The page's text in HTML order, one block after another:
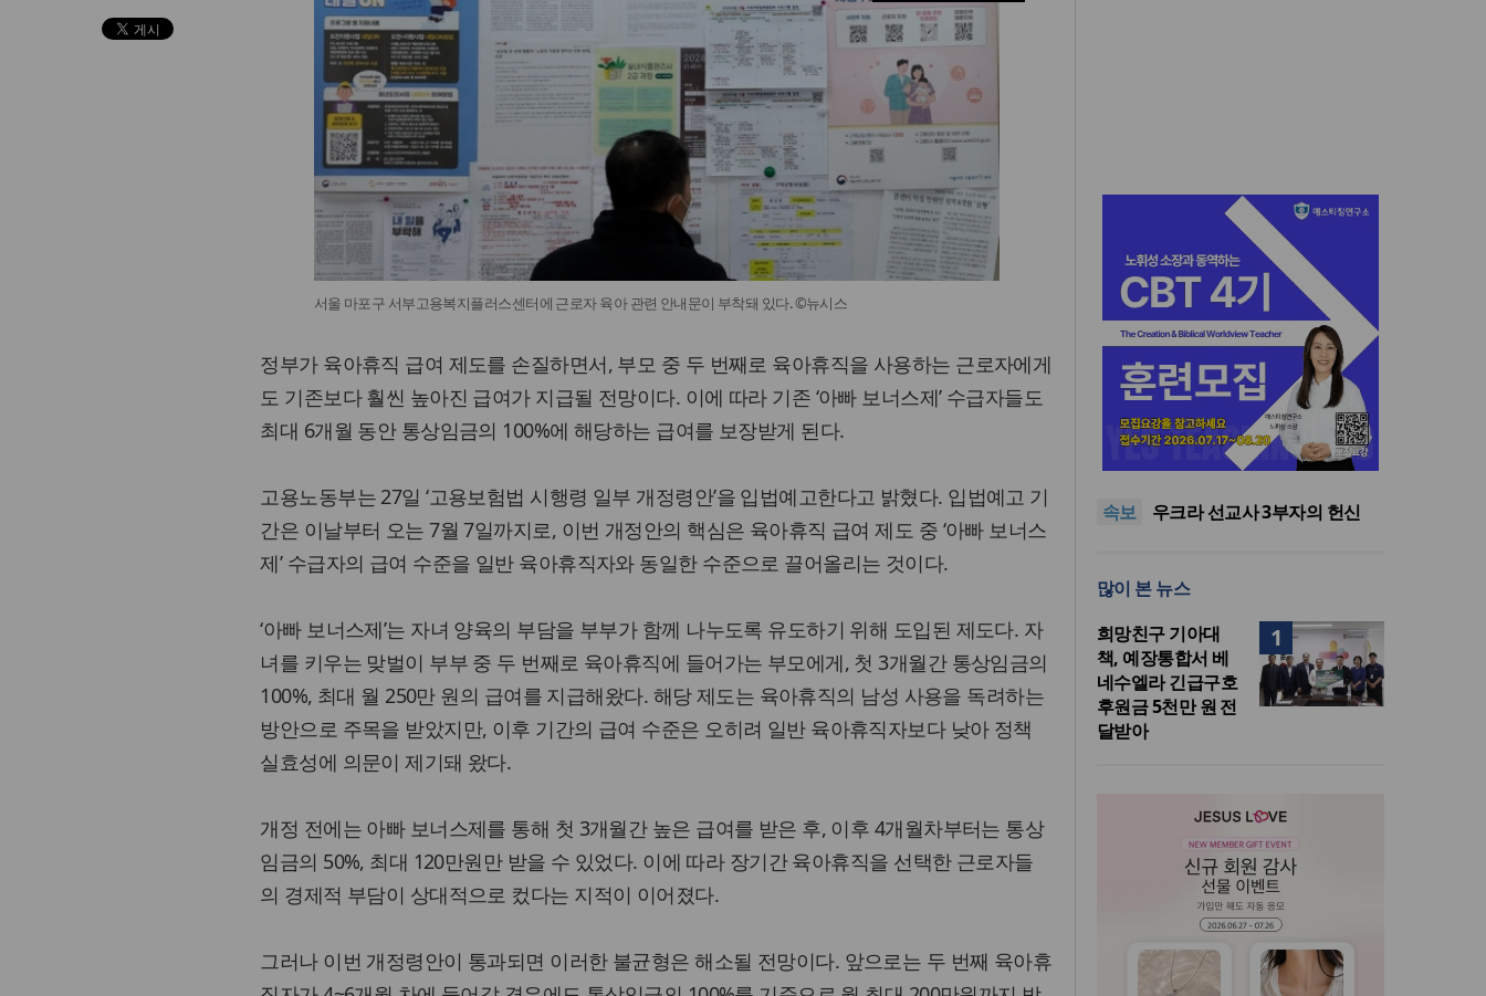
서울 마포구 서부고용복지플러스센터에 근로자 육아 관련 안내문이 부착돼 있다. ©뉴시스
정부가 육아휴직 급여 제도를 손질하면서, 부모 중 두 번째로 육아휴직을 사용하는 근로자에게
도 기존보다 훨씬 높아진 급여가 지급될 전망이다. 이에 따라 기존 ‘아빠 보너스제’ 수급자들도
최대 6개월 동안 통상임금의 100%에 해당하는 급여를 보장받게 된다.
고용노동부는 27일 ‘고용보험법 시행령 일부 개정령안’을 입법예고한다고 밝혔다. 입법예고 기
간은 이날부터 오는 7월 7일까지로, 이번 개정안의 핵심은 육아휴직 급여 제도 중 ‘아빠 보너스
제’ 수급자의 급여 수준을 일반 육아휴직자와 동일한 수준으로 끌어올리는 것이다.
‘아빠 보너스제’는 자녀 양육의 부담을 부부가 함께 나누도록 유도하기 위해 도입된 제도다. 자
녀를 키우는 맞벌이 부부 중 두 번째로 육아휴직에 들어가는 부모에게, 첫 3개월간 통상임금의
100%, 최대 월 250만 원의 급여를 지급해왔다. 해당 제도는 육아휴직의 남성 사용을 독려하는
방안으로 주목을 받았지만, 이후 기간의 급여 수준은 오히려 일반 육아휴직자보다 낮아 정책
실효성에 의문이 제기돼 왔다.
개정 전에는 아빠 보너스제를 통해 첫 3개월간 높은 급여를 받은 후, 이후 4개월차부터는 통상
임금의 50%, 최대 120만원만 받을 수 있었다. 이에 따라 장기간 육아휴직을 선택한 근로자들
의 경제적 부담이 상대적으로 컸다는 지적이 이어졌다.
그러나 이번 개정령안이 통과되면 이러한 불균형은 해소될 전망이다. 앞으로는 두 번째 육아휴
속보
인도 마하라슈트라주 개종 금
지법 시행… 기독교계 강력 반
올리벳대학교, 120만 평 리버사
인… 장기 개발 기반 확보
한인 목회자 석방돼
우크라 선교사 3부자의 헌신
지법 시행… 기독교계 강력 반
올리벳대학교, 120만 평 리버사
이드 대학 캠퍼스 영구 사용 승
인… 장기 개발 기반 확보
많이 본 뉴스
1
희망친구 기아대
책, 예장통합서 베
네수엘라 긴급구호
후원금 5천만 원 전
달받아